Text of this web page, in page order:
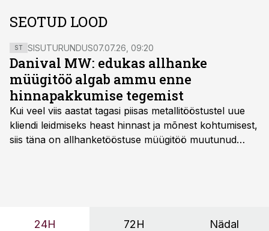
SEOTUD LOOD
ST SISUTURUNDUS07.07.26, 09:20
Danival MW: edukas allhanke
müügitöö algab ammu enne
hinnapakkumise tegemist
Kui veel viis aastat tagasi piisas metallitööstustel uue
kliendi leidmiseks heast hinnast ja mõnest kohtumisest,
siis täna on allhanketööstuse müügitöö muutunud
24H 72H Nädal